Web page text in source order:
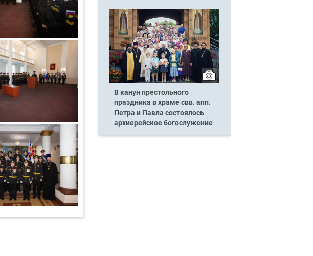
В канун престольного
праздника в храме свв. апп.
Петра и Павла состоялось
архиерейское богослужение